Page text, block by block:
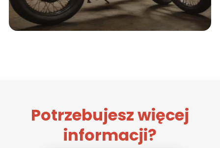
Potrzebujesz więcej
informacji?